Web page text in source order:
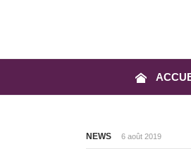
NEWS 6 août 2019